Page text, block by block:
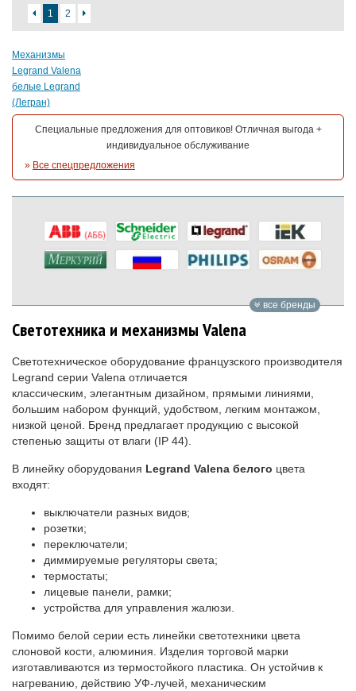
1 2
Механизмы
Legrand Valena
белые Legrand
(Легран)
Специальные предложения для оптовиков! Отличная выгода +
индивидуальное обслуживание
» Все спецпредложения
все бренды
Светотехника и механизмы Valena
Светотехническое оборудование французского производителя
Legrand серии Valena отличается
классическим, элегантным дизайном, прямыми линиями,
большим набором функций, удобством, легким монтажом,
низкой ценой. Бренд предлагает продукцию с высокой
степенью защиты от влаги (IP 44).
В линейку оборудования Legrand Valena белого цвета
входят:
выключатели разных видов;
розетки;
переключатели;
диммируемые регуляторы света;
термостаты;
лицевые панели, рамки;
устройства для управления жалюзи.
Помимо белой серии есть линейки светотехники цвета
слоновой кости, алюминия. Изделия торговой марки
изготавливаются из термостойкого пластика. Он устойчив к
нагреванию, действию УФ-лучей, механическим